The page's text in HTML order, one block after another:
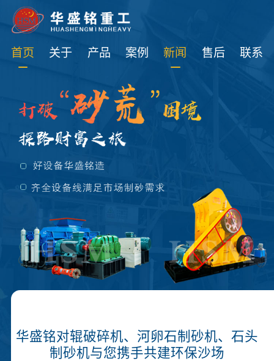
首页 关于 产品 案例 新闻 售后 联系
华盛铭对辊破碎机、河卵石制砂机、石头
制砂机与您携手共建环保沙场